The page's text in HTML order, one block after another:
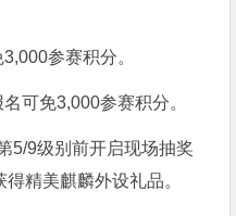
参赛积分。
可免3,000参赛积分。
5/9级别前开启现场抽奖
精美麒麟外设礼品。